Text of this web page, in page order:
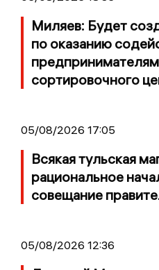
Миляев: Будет
по оказанию
сортировочного
05/08/2026 17:05
Всякая тульская
рациональное
совещание
05/08/2026 12:36